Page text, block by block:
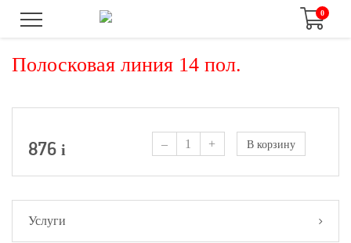
0
Полосковая линия 14 пол.
876 i – + В корзину
Услуги